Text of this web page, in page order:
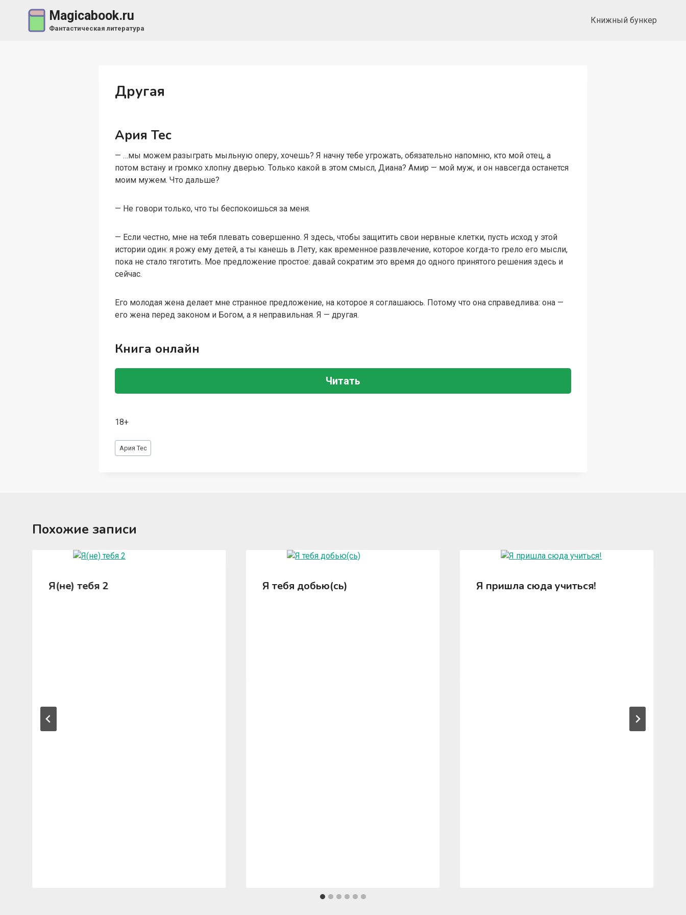
содержимому
Magicabook.ru
Фантастическая литература
Книжный бункер
Другая
Ария Тес
— …мы можем разыграть мыльную оперу, хочешь? Я начну тебе угрожать, обязательно напомню, кто мой отец, а
потом встану и громко хлопну дверью. Только какой в этом смысл, Диана? Амир — мой муж, и он навсегда останется
моим мужем. Что дальше?
— Не говори только, что ты беспокоишься за меня.
— Если честно, мне на тебя плевать совершенно. Я здесь, чтобы защитить свои нервные клетки, пусть исход у этой
истории один: я рожу ему детей, а ты канешь в Лету, как временное развлечение, которое когда-то грело его мысли,
пока не стало тяготить. Мое предложение простое: давай сократим это время до одного принятого решения здесь и
сейчас.
Его молодая жена делает мне странное предложение, на которое я соглашаюсь. Потому что она справедлива: она —
его жена перед законом и Богом, а я неправильная. Я — другая.
Книга онлайн
Читать
18+
Метки
записи:
Ария Тес
Похожие записи
Я(не) тебя 2 Я тебя добью(сь) Я пришла сюда учиться!